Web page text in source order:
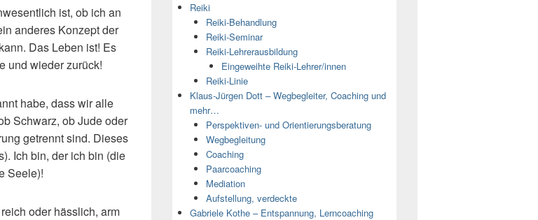
ist, ob ich an
anderes Konzept der
Das Leben ist! Es
und wieder zurück!
habe, dass wir alle
Schwarz, ob Jude oder
getrennt sind. Dieses
Ich bin, der ich bin (die
Seele)!
oder hässlich, arm
Reiki
Reiki-Behandlung
Reiki-Seminar
Reiki-Lehrerausbildung
Eingeweihte Reiki-Lehrer/innen
Reiki-Linie
Klaus-Jürgen Dott – Wegbegleiter, Coaching und
mehr…
Perspektiven- und Orientierungsberatung
Wegbegleitung
Coaching
Paarcoaching
Mediation
Aufstellung, verdeckte
Gabriele Kothe – Entspannung, Lerncoaching